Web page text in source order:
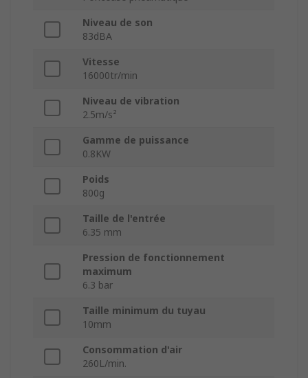
Niveau de son
83dBA
Vitesse
16000tr/min
Niveau de vibration
2.5m/s²
Gamme de puissance
0.8KW
Poids
800g
Taille de l'entrée
6.35 mm
Pression de fonctionnement
maximum
6.3 bar
Taille minimum du tuyau
10mm
Consommation d'air
260L/min.